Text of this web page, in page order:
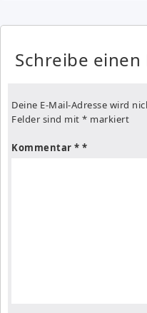
Schreibe
Deine E-Mail-Adresse wird
Felder sind mit * markiert
Kommentar *